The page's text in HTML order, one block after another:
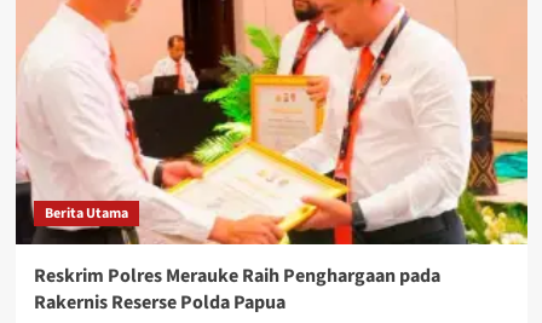
Berita Utama
Reskrim Polres Merauke Raih Penghargaan pada
Rakernis Reserse Polda Papua